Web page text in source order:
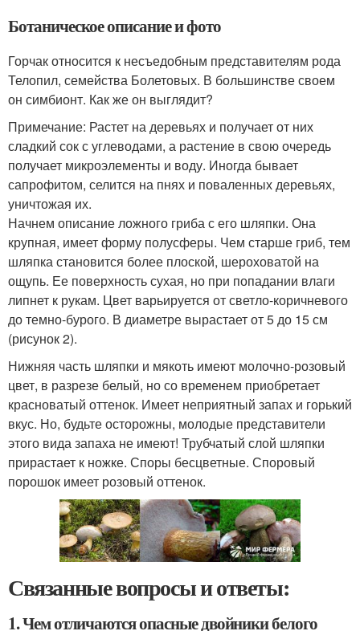
Ботаническое описание и фото
Горчак относится к несъедобным представителям рода
Телопил, семейства Болетовых. В большинстве своем
он симбионт. Как же он выглядит?
Примечание: Растет на деревьях и получает от них
сладкий сок с углеводами, а растение в свою очередь
получает микроэлементы и воду. Иногда бывает
сапрофитом, селится на пнях и поваленных деревьях,
уничтожая их.
Начнем описание ложного гриба с его шляпки. Она
крупная, имеет форму полусферы. Чем старше гриб, тем
шляпка становится более плоской, шероховатой на
ощупь. Ее поверхность сухая, но при попадании влаги
липнет к рукам. Цвет варьируется от светло-коричневого
до темно-бурого. В диаметре вырастает от 5 до 15 см
(рисунок 2).
Нижняя часть шляпки и мякоть имеют молочно-розовый
цвет, в разрезе белый, но со временем приобретает
красноватый оттенок. Имеет неприятный запах и горький
вкус. Но, будьте осторожны, молодые представители
этого вида запаха не имеют! Трубчатый слой шляпки
прирастает к ножке. Споры бесцветные. Споровый
порошок имеет розовый оттенок.
Связанные вопросы и ответы:
1. Чем отличаются опасные двойники белого